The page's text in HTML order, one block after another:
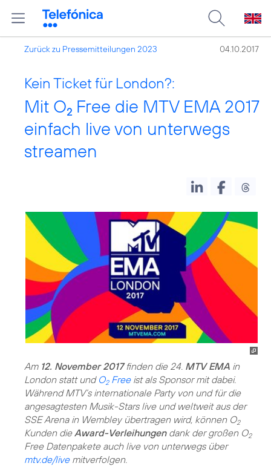
Zurück zu Pressemitteilungen 2023 04.10.2017
Kein Ticket für London?:
Mit O2 Free die MTV EMA 2017
einfach live von unterwegs
streamen
Am 12. November 2017finden die 24. MTV EMA in
London statt und O2Freeist als Sponsor mit dabei.
Während MTV’s internationale Party von und für die
angesagtesten Musik-Stars live und weltweit aus der
SSE Arena in Wembley übertragen wird, können O2
Kunden dieAward-Verleihungendank der großen O2
Free Datenpakete auch live von unterwegs über
mtv.de/livemitverfolgen.